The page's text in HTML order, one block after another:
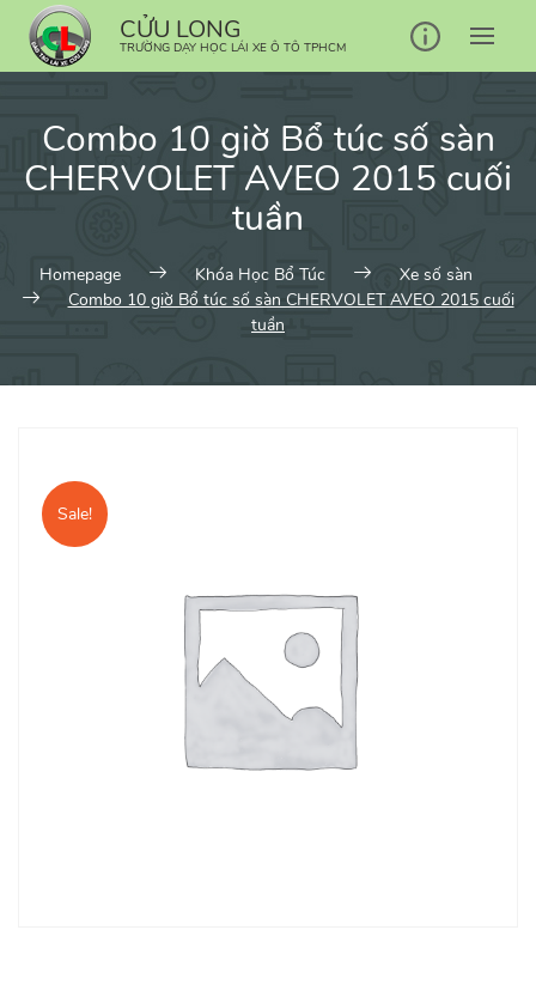
content
CỬU LONG
TRƯỜNG DẠY HỌC LÁI XE Ô TÔ TPHCM
Combo 10 giờ Bổ túc số sàn
CHERVOLET AVEO 2015 cuối
tuần
Homepage Khóa Học Bổ Túc
Xe số sàn
Combo 10 giờ Bổ túc số sàn CHERVOLET AVEO 2015 cuối
tuần
Sale!